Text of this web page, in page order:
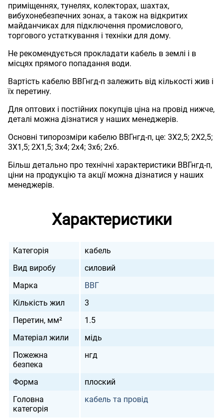
приміщеннях, тунелях, колекторах, шахтах,
вибухонебезпечних зонах, а також на відкритих
майданчиках для підключення промислового,
торгового устаткування і техніки для дому.
Не рекомендується прокладати кабель в землі і в
місцях прямого попадання води.
Вартість кабелю ВВГнгд-п залежить від кількості жив і
їх перетину.
Для оптових і постійних покупців ціна на провід нижче,
деталі можна дізнатися у наших менеджерів.
Основні типорозміри кабелю ВВГнгд-п, це: 3Х2,5; 2Х2,5;
3Х1,5; 2Х1,5; 3х4; 2х4; 3х6; 2х6.
Більш детально про технічні характеристики ВВГнгд-п,
ціни на продукцію та акції можна дізнатися у наших
менеджерів.
Характеристики
Категорія
кабель
Вид виробу
силовий
Марка
ВВГ
Кількість жил
3
Перетин, мм²
1.5
Матеріал жили
мідь
Пожежна
безпека
нгд
Форма
плоский
Головна
категорія
кабель та провід